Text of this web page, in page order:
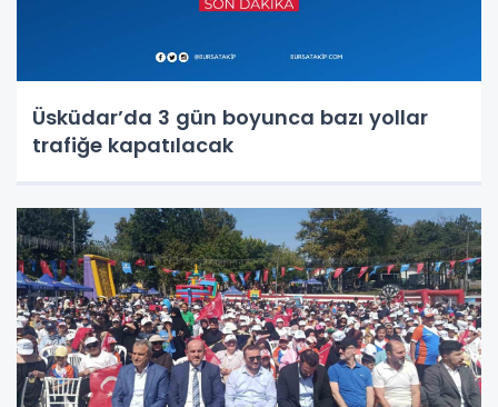
Üsküdar’da 3 gün boyunca bazı yollar
trafiğe kapatılacak